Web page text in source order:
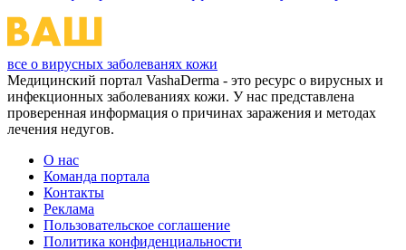
все о вирусных заболеванях кожи
Медицинский портал VashaDerma - это ресурс о вирусных и
инфекционных заболеваниях кожи. У нас представлена
проверенная информация о причинах заражения и методах
лечения недугов.
О нас
Команда портала
Контакты
Реклама
Пользовательское соглашение
Политика конфиденциальности